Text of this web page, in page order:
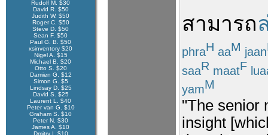
Rudolf M. $30
David R. $50
Judith W. $50
Roger C. $50
Steve D. $50
Sean F. $50
Paul G. B. $50
xsinventory $20
Nigel A. $15
Michael B. $20
Otto S. $20
Damien G. $12
Simon G. $5
Lindsay D. $25
David S. $25
Laurent L. $40
Peter van G. $10
Graham S. $10
Peter N. $30
James A. $10
Dmitry I. $10
สามารถ
phraH aaM jaan
saaR maatF
yamM
"The senior
insight